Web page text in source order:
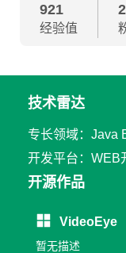
921
经验值
技术雷达
专长领域：Java
开发平台：WEB
开源作品
VideoEye
暂无描述